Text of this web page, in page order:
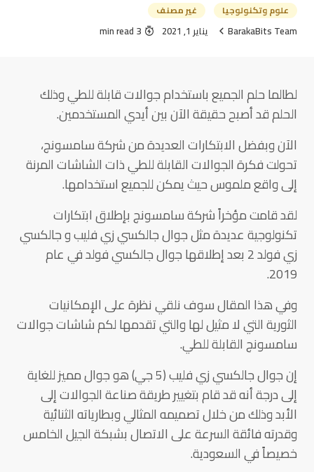
علوم وتكنولوجيا غير مصنف
BarakaBits Team يناير 1, 2021 3 min read
لطالما حلم الجميع باستخدام جوالات قابلة للطي وذلك
الحلم قد أصبح حقيقة الآن بين أيدي المستخدمين.
الآن وبفضل الابتكارات العديدة من شركة سامسونج،
تحولت فكرة الجوالات القابلة للطي ذات الشاشات المرنة
إلى واقع ملموس حيث يمكن للجميع استخدامها.
لقد قامت مؤخراً شركة سامسونج بإطلاق ابتكارات
تكنولوجية عديدة مثل جوال جالكسي زي فليب و جالكسي
زي فولد 2 بعد إطلاقها جوال جالكسي فولد في عام
2019.
وفي هذا المقال سوف نلقي نظرة على الإمكانيات
الثورية التي لا مثيل لها والتي تقدمها لكم شاشات جوالات
سامسونج القابلة للطي.
إن جوال جالكسي زي فليب (5 جي) هو جوال مميز للغاية
إلى درجة أنه قد قام بتغيير طريقة صناعة الجوالات إلى
الأبد وذلك من خلال تصميمه المثالي وبطارياته الثنائية
وقدرته فائقة السرعة على الاتصال بشبكة الجيل الخامس
خصيصاً في السعودية.